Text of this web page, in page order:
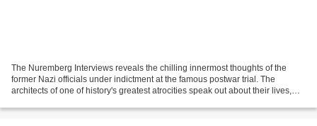
The Nuremberg Interviews reveals the chilling innermost thoughts of the
former Nazi officials under indictment at the famous postwar trial. The
architects of one of history's greatest atrocities speak out about their lives,